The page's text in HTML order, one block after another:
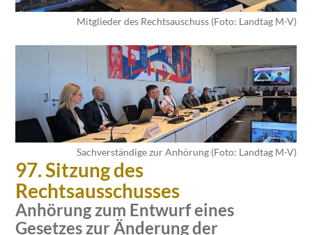
Mitglieder des Rechtsauschuss (Foto: Landtag M-V)
Sachverständige zur Anhörung (Foto: Landtag M-V)
97. Sitzung des
Rechtsausschusses
Anhörung zum Entwurf eines
Gesetzes zur Änderung der